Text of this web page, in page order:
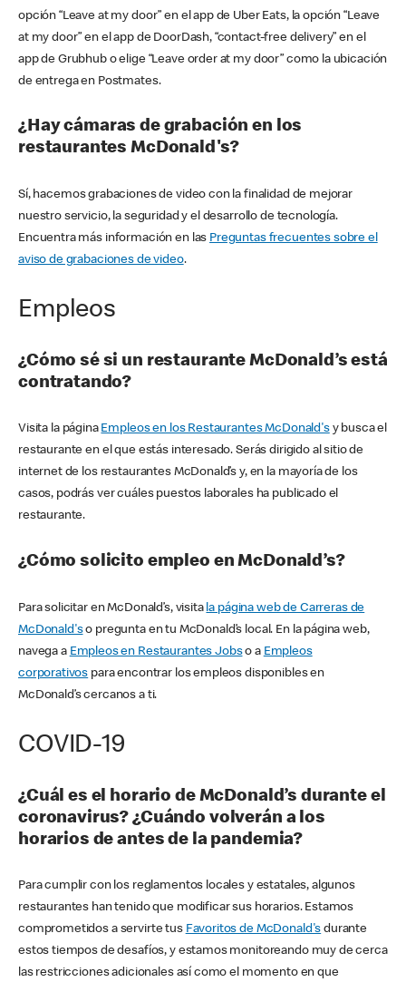
opción “Leave at my door” en el app de Uber Eats, la opción “Leave
at my door” en el app de DoorDash, “contact-free delivery” en el
app de Grubhub o elige “Leave order at my door” como la ubicación
de entrega en Postmates.
¿Hay cámaras de grabación en los
restaurantes McDonald's?
Sí, hacemos grabaciones de video con la finalidad de mejorar
nuestro servicio, la seguridad y el desarrollo de tecnología.
Encuentra más información en las Preguntas frecuentes sobre el
aviso de grabaciones de video.
Empleos
¿Cómo sé si un restaurante McDonald’s está
contratando?
Visita la página Empleos en los Restaurantes McDonald'sy busca el
restaurante en el que estás interesado. Serás dirigido al sitio de
internet de los restaurantes McDonald’s y, en la mayoría de los
casos, podrás ver cuáles puestos laborales ha publicado el
restaurante.
¿Cómo solicito empleo en McDonald’s?
Para solicitar en McDonald’s, visita la página web de Carreras de
McDonald'so pregunta en tu McDonald’s local. En la página web,
navega a Empleos en Restaurantes Jobso a Empleos
corporativos para encontrar los empleos disponibles en
McDonald’s cercanos a ti.
COVID-19
¿Cuál es el horario de McDonald’s durante el
coronavirus? ¿Cuándo volverán a los
horarios de antes de la pandemia?
Para cumplir con los reglamentos locales y estatales, algunos
restaurantes han tenido que modificar sus horarios. Estamos
comprometidos a servirte tus Favoritos de McDonald's durante
estos tiempos de desafíos, y estamos monitoreando muy de cerca
las restricciones adicionales así como el momento en que